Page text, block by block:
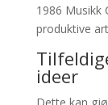
1986 Musikk
produktive
ideer